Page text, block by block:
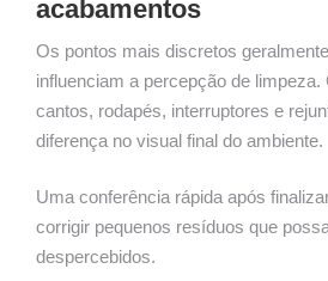
acabamentos
Os pontos mais discretos
influenciam a percepção de limpeza.
cantos, rodapés, interruptores e
diferença no visual final do ambiente.
Uma conferência rápida após
corrigir pequenos resíduos que
despercebidos.